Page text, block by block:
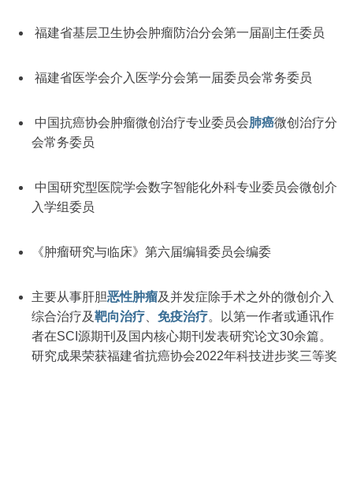
福建省基层卫生协会肿瘤防治分会第一届副主任委员
福建省医学会介入医学分会第一届委员会常务委员
中国抗癌协会肿瘤微创治疗专业委员会肺癌微创治疗分
会常务委员
中国研究型医院学会数字智能化外科专业委员会微创介
入学组委员
《肿瘤研究与临床》第六届编辑委员会编委
主要从事肝胆恶性肿瘤及并发症除手术之外的微创介入
综合治疗及靶向治疗 免疫治疗。以第一作者或通讯作
者在SCI源期刊及国内核心期刊发表研究论文30余篇。
研究成果荣获福建省抗癌协会2022年科技进步奖三等奖